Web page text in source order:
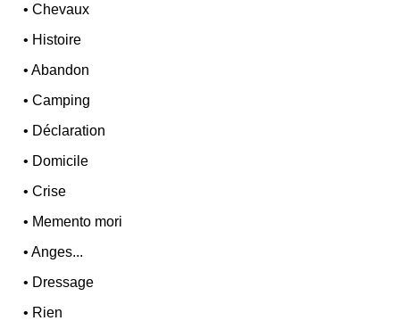
•Chevaux
• Histoire
•Abandon
•Camping
• Déclaration
• Domicile
•Crise
• Memento mori
•Anges...
• Dressage
• Rien